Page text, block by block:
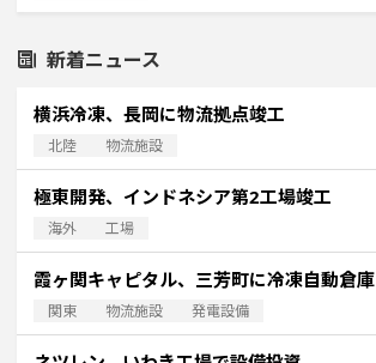
新着ニュース
横浜冷凍、長岡に物流拠点竣工
北陸 物流施設
極東開発、インドネシア第2工場竣工
海外 工場
霞ヶ関キャピタル、三芳町に冷凍自動倉庫
関東 物流施設 発電設備